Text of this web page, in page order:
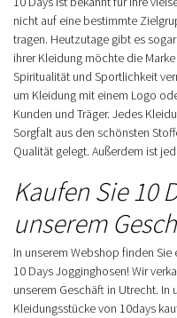
nicht auf eine bestimmte
tragen. Heutzutage gibt es
ihrer Kleidung möchte die
Spiritualität und Sportlichkeit
um Kleidung mit einem Logo
Kunden und Träger. Jedes
Sorgfalt aus den schönsten
Qualität gelegt. Außerdem ist
Kaufen Sie 10
unserem
In unserem Webshop finden
10 Days Jogginghosen! Wir
unserem Geschäft in Utrecht. In
Kleidungsstücke von 10days